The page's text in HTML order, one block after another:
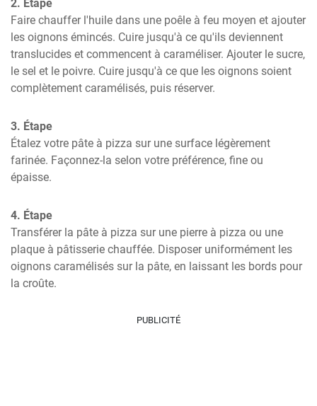
2. Étape
Faire chauffer l'huile dans une poêle à feu moyen et ajouter
les oignons émincés. Cuire jusqu'à ce qu'ils deviennent
translucides et commencent à caraméliser. Ajouter le sucre,
le sel et le poivre. Cuire jusqu'à ce que les oignons soient
complètement caramélisés, puis réserver.
3. Étape
Étalez votre pâte à pizza sur une surface légèrement
farinée. Façonnez-la selon votre préférence, fine ou
épaisse.
4. Étape
Transférer la pâte à pizza sur une pierre à pizza ou une
plaque à pâtisserie chauffée. Disposer uniformément les
oignons caramélisés sur la pâte, en laissant les bords pour
la croûte.
PUBLICITÉ